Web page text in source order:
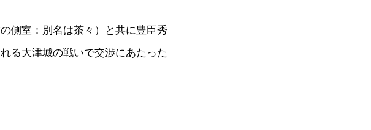
側室：別名は茶々）と共に豊臣秀
る大津城の戦いで交渉にあたった